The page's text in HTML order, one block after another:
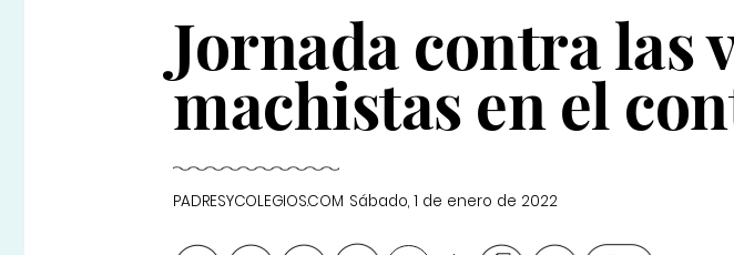
Jornada contra las
machistas en el
PADRESYCOLEGIOS.COM Sábado, 1 de enero de 2022